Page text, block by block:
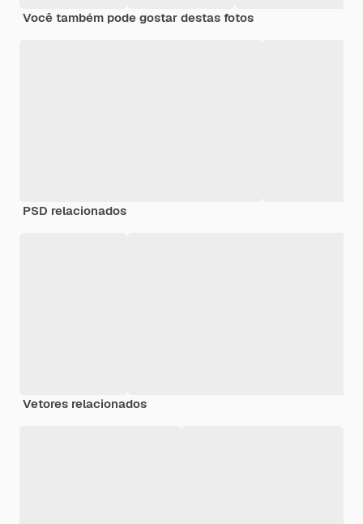
Você também pode gostar destas fotos
PSD relacionados
Vetores relacionados